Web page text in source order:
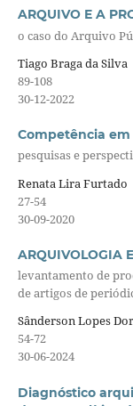
ARQUIVO E A
o caso do Arquivo
Tiago Braga da Silva
89-108
30-12-2022
Competência
pesquisas e
Renata Lira Furtado
27-54
30-09-2020
ARQUIVOLOGIA
levantamento de
de artigos de
Sânderson Lopes
54-72
30-06-2024
Diagnóstico